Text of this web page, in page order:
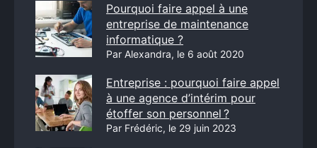
Pourquoi faire appel à une
entreprise de maintenance
informatique ?
Par Alexandra, le 6 août 2020
Entreprise : pourquoi faire appel
à une agence d’intérim pour
étoffer son personnel ?
Par Frédéric, le 29 juin 2023